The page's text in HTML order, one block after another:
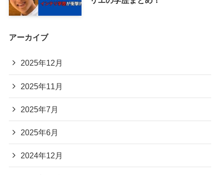
アーカイブ
2025年12月
2025年11月
2025年7月
2025年6月
2024年12月